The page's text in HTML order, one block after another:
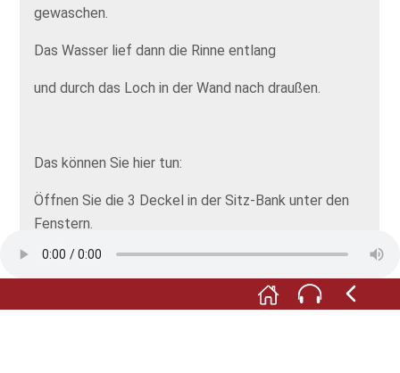
gewaschen.
Das Wasser lief dann die Rinne entlang
und durch das Loch in der Wand nach draußen.
Das können Sie hier tun:
Öffnen Sie die 3 Deckel in der Sitz-Bank unter den
Fenstern.
Hier können Sie angeln und hören, was die Bewohner